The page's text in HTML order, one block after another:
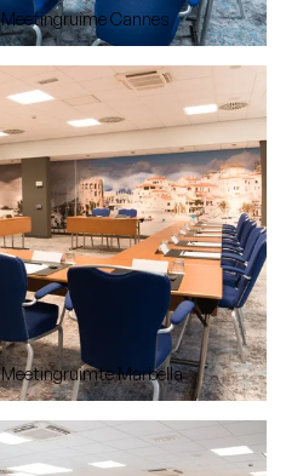
Cannes
Marbella